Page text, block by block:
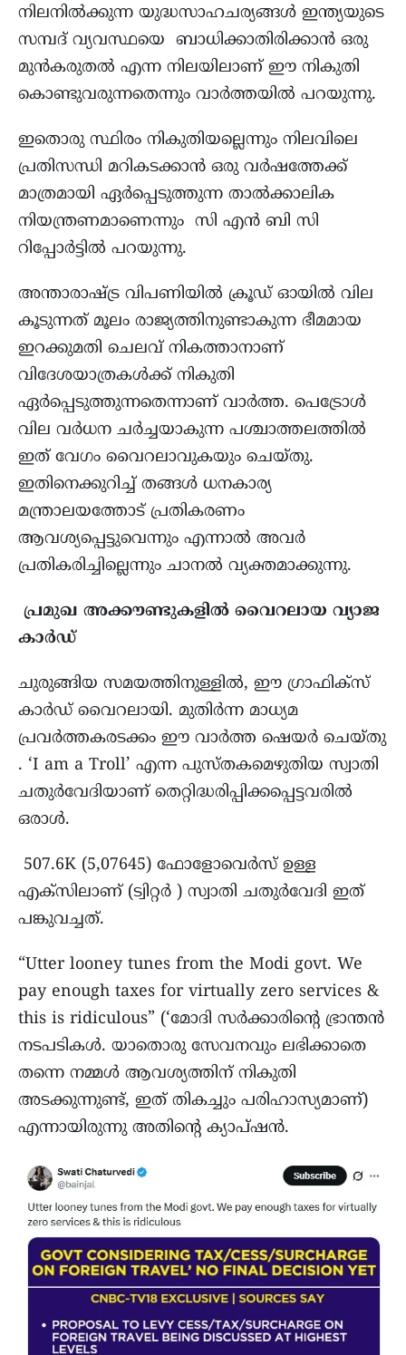
നിലനിൽക്കുന്ന യുദ്ധസാഹചര്യങ്ങൾ ഇന്ത്യയുടെ
സമ്പദ് വ്യവസ്ഥയെ ബാധിക്കാതിരിക്കാൻ ഒരു
മുൻകരുതൽ എന്ന നിലയിലാണ് ഈ നികുതി
കൊണ്ടുവരുന്നതെന്നും വാർത്തയിൽ പറയുന്നു.
ഇതൊരു സ്ഥിരം നികുതിയല്ലെന്നും നിലവിലെ
പ്രതിസന്ധി മറികടക്കാൻ ഒരു വർഷത്തേക്ക്
മാത്രമായി ഏർപ്പെടുത്തുന്ന താൽക്കാലിക
നിയന്ത്രണമാണെന്നും സി എൻ ബി സി
റിപ്പോർട്ടിൽ പറയുന്നു.
അന്താരാഷ്ട്ര വിപണിയിൽ ക്രൂഡ് ഓയിൽ വില
കൂടുന്നത് മൂലം രാജ്യത്തിനുണ്ടാകുന്ന ഭീമമായ
ഇറക്കുമതി ചെലവ് നികത്താനാണ്
വിദേശയാത്രകൾക്ക് നികുതി
ഏർപ്പെടുത്തുന്നതെന്നാണ് വാർത്ത. പെട്രോൾ
വില വർധന ചർച്ചയാകുന്ന പശ്ചാത്തലത്തിൽ
ഇത് വേഗം വൈറലാവുകയും ചെയ്തു.
ഇതിനെക്കുറിച്ച് തങ്ങൾ ധനകാര്യ
മന്ത്രാലയത്തോട് പ്രതികരണം
ആവശ്യപ്പെട്ടുവെന്നും എന്നാൽ അവർ
പ്രതികരിച്ചില്ലെന്നും ചാനൽ വ്യക്തമാക്കുന്നു.
പ്രമുഖ അക്കൗണ്ടുകളിൽ വൈറലായ വ്യാജ
കാർഡ്
ചുരുങ്ങിയ സമയത്തിനുള്ളിൽ, ഈ ഗ്രാഫിക്സ്
കാർഡ് വൈറലായി. മുതിർന്ന മാധ്യമ
പ്രവർത്തകരടക്കം ഈ വാർത്ത ഷെയർ ചെയ്തു
. ‘I am a Troll’ എന്ന പുസ്തകമെഴുതിയ സ്വാതി
ചതുർവേദിയാണ് തെറ്റിദ്ധരിപ്പിക്കപ്പെട്ടവരിൽ
ഒരാൾ.
507.6K (5,07645) ഫോളോവെർസ് ഉള്ള
എക്സിലാണ് (ട്വിറ്റർ ) സ്വാതി ചതുർവേദി ഇത്
പങ്കുവച്ചത്.
“Utter looney tunes from the Modi govt. We
pay enough taxes for virtually zero services &
this is ridiculous” (‘മോദി സർക്കാരിന്റെ ഭ്രാന്തൻ
നടപടികൾ. യാതൊരു സേവനവും ലഭിക്കാതെ
തന്നെ നമ്മൾ ആവശ്യത്തിന് നികുതി
അടക്കുന്നുണ്ട്, ഇത് തികച്ചും പരിഹാസ്യമാണ്)
എന്നായിരുന്നു അതിന്റെ ക്യാപ്‌ഷൻ.